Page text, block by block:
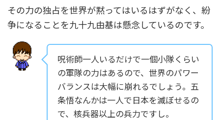
その力の独占を世界が黙ってはいるはずがなく、紛
争になることを九十九由基は懸念しているのです。
呪術師一人いるだけで一個小隊くらい
の軍隊の力はあるので、世界のパワー
バランスは大幅に崩れるでしょう。五
条悟なんかは一人で日本を滅ぼせるの
で、核兵器以上の兵力ですし。